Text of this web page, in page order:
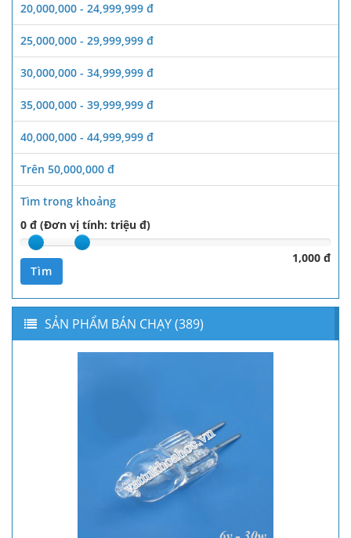
20,000,000 - 24,999,999 đ
25,000,000 - 29,999,999 đ
30,000,000 - 34,999,999 đ
35,000,000 - 39,999,999 đ
40,000,000 - 44,999,999 đ
Trên 50,000,000 đ
Tìm trong khoảng
0 đ (Đơn vị tính: triệu đ)
1,000 đ
Tìm
SẢN PHẨM BÁN CHẠY (389)